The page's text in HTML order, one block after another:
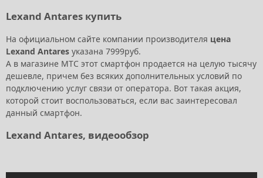
Lexand Antares купить
На официальном сайте компании производителя цена
Lexand Antares указана 7999руб.
А в магазине МТС этот смартфон продается на целую тысячу
дешевле, причем без всяких дополнительных условий по
подключению услуг связи от оператора. Вот такая акция,
которой стоит воспользоваться, если вас заинтересовал
данный смартфон.
Lexand Antares, видеообзор